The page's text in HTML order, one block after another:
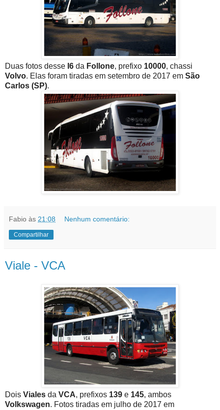
Duas fotos desse I6 da Follone, prefixo 10000, chassi
Volvo. Elas foram tiradas em setembro de 2017 em São
Carlos (SP).
Fabio às 21:08 Nenhum comentário:
Compartilhar
Viale - VCA
Dois Viales da VCA, prefixos 139 e 145, ambos
Volkswagen. Fotos tiradas em julho de 2017 em